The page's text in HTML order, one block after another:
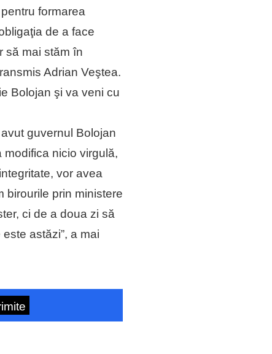
formarea
de a face
să mai stăm în
Adrian Veştea.
Bolojan şi va veni cu
guvernul Bolojan
nicio virgulă,
vor avea
birourile prin ministere
ci de a doua zi să
astăzi”, a mai